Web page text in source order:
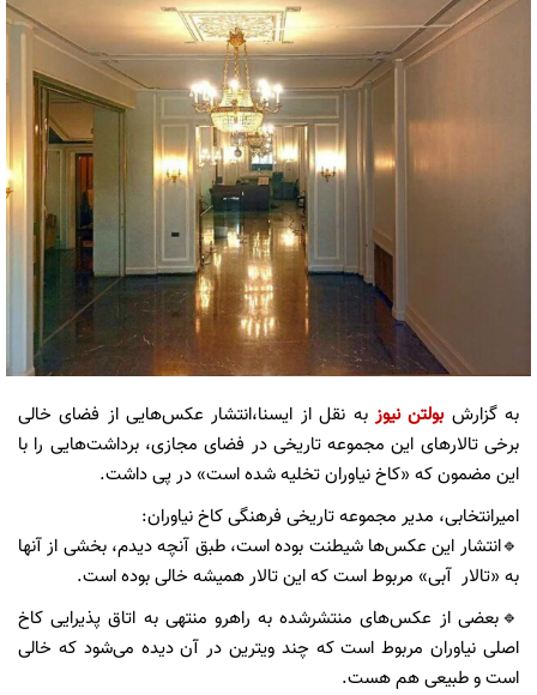
به گزارشبولتن نیوز به نقل از ایسنا،انتشار عکس‌هایی از فضای خالی
برخی تالارهای این مجموعه تاریخی در فضای مجازی، برداشت‌هایی را با
این مضمون که «کاخ نیاوران تخلیه شده است» در پی داشت.
امیرانتخابی، مدیر مجموعه تاریخی فرهنگی کاخ نیاوران:
🔹انتشار این عکس‌ها شیطنت بوده است، طبق آنچه دیدم، بخشی از آنها
به «تالار آبی» مربوط است که این تالار همیشه خالی بوده است.
🔹بعضی از عکس‌های منتشرشده به راهرو منتهی به اتاق پذیرایی کاخ
اصلی نیاوران مربوط است که چند ویترین در آن دیده می‌شود که خالی
است و طبیعی هم هست.